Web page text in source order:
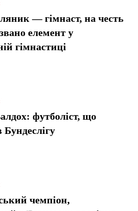
— гімнаст, на честь
елемент у
гімнастиці
футболіст, що
Бундеслігу
чемпіон,